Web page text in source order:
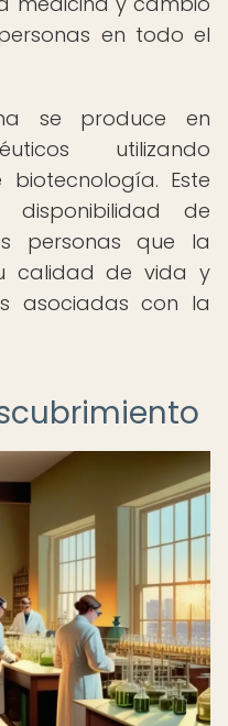
en todo el
se produce en
utilizando
Este
de
personas que la
calidad de vida y
asociadas con la